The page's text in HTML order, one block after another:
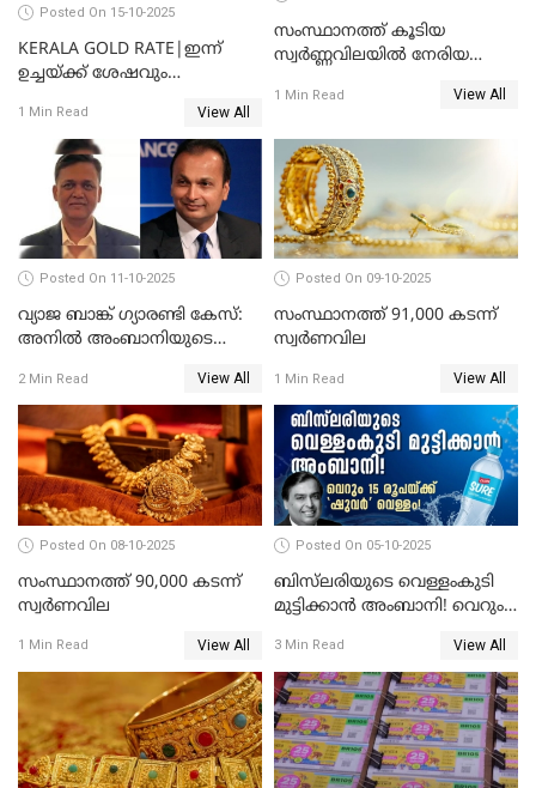
Posted On 15-10-2025
KERALA GOLD RATE|ഇന്ന്
ഉച്ചയ്ക്ക് ശേഷവും
പവന് കൂടിയത് 400 രൂപ
1 Min Read View All
സംസ്ഥാനത്ത് കൂടിയ
സ്വർണ്ണവിലയിൽ നേരിയ
1 Min Read View All
Posted On 11-10-2025
വ്യാജ ബാങ്ക് ഗ്യാരണ്ടി കേസ്:
അനിൽ അംബാനിയുടെ
അറസ്റ്റിൽ; ഇഡി അന്വേഷണം
വ്യാപിപ്പിക്കുന്നു
2 Min Read View All
Posted On 09-10-2025
സംസ്ഥാനത്ത് 91,000 കടന്ന്
സ്വര്‍ണവില
1 Min Read View All
Posted On 08-10-2025
സംസ്ഥാനത്ത് 90,000 കടന്ന്
സ്വര്‍ണവില
1 Min Read View All
Posted On 05-10-2025
ബിസ്‌ലരിയുടെ വെള്ളംകുടി
മുട്ടിക്കാൻ അംബാനി! വെറും
3 Min Read View All